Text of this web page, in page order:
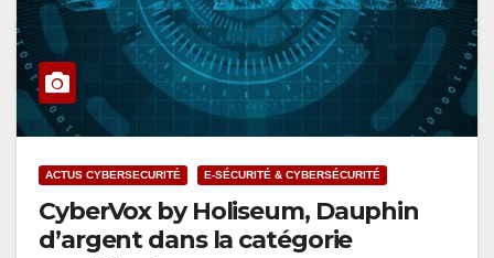
ACTUS CYBERSECURITÉ E-SÉCURITÉ & CYBERSÉCURITÉ
CyberVox by Holiseum, Dauphin
d’argent dans la catégorie